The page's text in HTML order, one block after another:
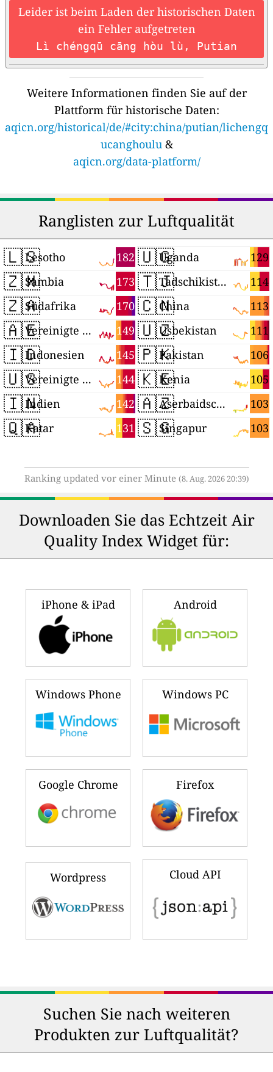
Leider ist beim Laden der historischen Daten
ein Fehler aufgetreten
Lì chéngqū cāng hòu lù, Putian
Weitere Informationen finden Sie auf der
Plattform für historische Daten:
aqicn.org/historical/de/#city:china/putian/lichengq
ucanghoulu&
aqicn.org/data-platform/
Ranglisten zur Luftqualität
🇱🇸 182
Lesotho
🇿🇲 173
Sambia
🇿🇦 170
Südafrika
🇦🇪 149
Vereinigte Arabische Emirate
🇮🇩 145
Indonesien
🇺🇸 144
Vereinigte Staaten
🇮🇳 142
Indien
🇶🇦 131
Katar
🇺🇬 129
Uganda
🇹🇯 114
Tadschikistan
🇨🇳 113
China
🇺🇿 111
Usbekistan
🇵🇰 106
Pakistan
🇰🇪 105
Kenia
🇦🇿 103
Aserbaidschan
🇸🇬 103
Singapur
Ranking updated vor einer Minute (8. Aug. 2026 20:39)
Downloaden Sie das Echtzeit Air
Quality Index Widget für:
iPhone & iPad Android
Windows Phone Windows PC
Google Chrome Firefox
Wordpress Cloud API
Suchen Sie nach weiteren
Produkten zur Luftqualität?